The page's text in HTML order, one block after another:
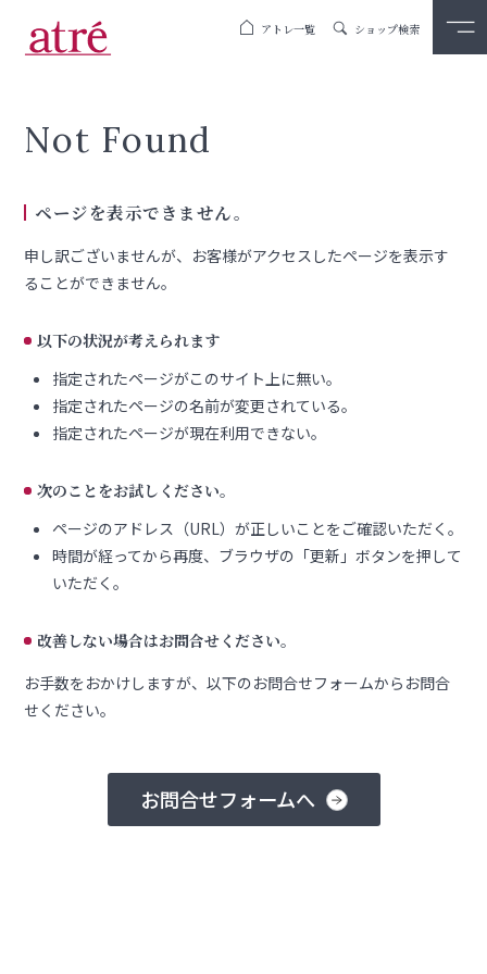
アトレ一覧 ショップ検索
Not Found
ページを表示できません。
申し訳ございませんが、お客様がアクセスしたページを表示す
ることができません。
以下の状況が考えられます
指定されたページがこのサイト上に無い。
指定されたページの名前が変更されている。
指定されたページが現在利用できない。
次のことをお試しください。
ページのアドレス（URL）が正しいことをご確認いただく。
時間が経ってから再度、ブラウザの「更新」ボタンを押して
いただく。
改善しない場合はお問合せください。
お手数をおかけしますが、以下のお問合せフォームからお問合
せください。
お問合せフォームへ